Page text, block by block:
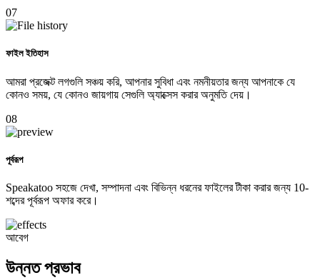
07
ফাইল ইতিহাস
আমরা প্রজেক্ট লগগুলি সঞ্চয় করি, আপনার সুবিধা এবং নমনীয়তার জন্য আপনাকে যে
কোনও সময়, যে কোনও জায়গায় সেগুলি অ্যাক্সেস করার অনুমতি দেয়।
08
পূর্বরূপ
Speakatoo সহজে দেখা, সম্পাদনা এবং বিভিন্ন ধরনের ফাইলের টীকা করার জন্য 10-
শব্দের পূর্বরূপ অফার করে।
আবেগ
উন্নত প্রভাব